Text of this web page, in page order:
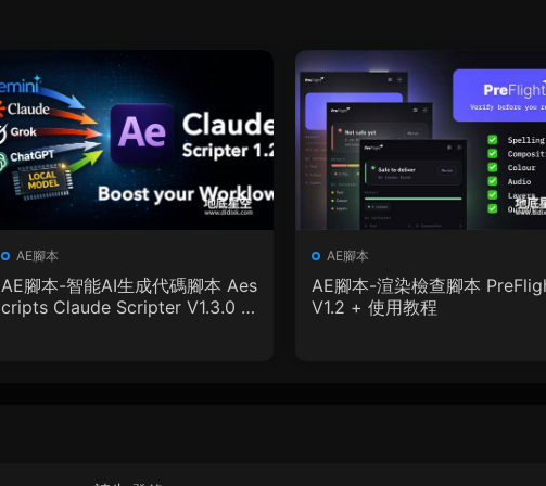
AE腳本
AE腳本-智能AI生成代碼腳本 Aes
cripts Claude Scripter V1.3.0 +
AE腳本
AE腳本-渲染檢查腳本
V1.2 + 使用教程